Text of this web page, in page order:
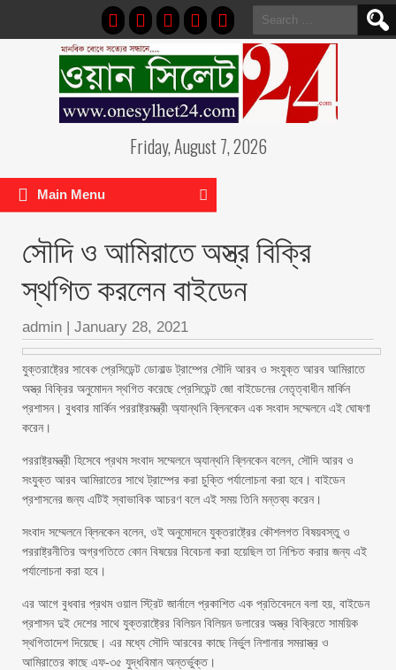
Search
for:
Friday, August 7, 2026
Main Menu
সৌদি ও আমিরাতে অস্ত্র বিক্রি
স্থগিত করলেন বাইডেন
admin | January 28, 2021
যুক্তরাষ্ট্রের সাবেক প্রেসিডেন্ট ডোনাল্ড ট্রাম্পের সৌদি আরব ও সংযুক্ত আরব আমিরাতে
অস্ত্র বিক্রির অনুমোদন স্থগিত করেছে প্রেসিডেন্ট জো বাইডেনের নেতৃত্বাধীন মার্কিন
প্রশাসন। বুধবার মার্কিন পররাষ্ট্রমন্ত্রী অ্যান্থনি ব্লিনকেন এক সংবাদ সম্মেলনে এই ঘোষণা
করেন।
পররাষ্ট্রমন্ত্রী হিসেবে প্রথম সংবাদ সম্মেলনে অ্যান্থনি ব্লিনকেন বলেন, সৌদি আরব ও
সংযুক্ত আরব আমিরাতের সাথে ট্রাম্পের করা চুক্তি পর্যালোচনা করা হবে। বাইডেন
প্রশাসনের জন্য এটিই স্বাভাবিক আচরণ বলে এই সময় তিনি মন্তব্য করেন।
সংবাদ সম্মেলনে ব্লিনকেন বলেন, ওই অনুমোদনে যুক্তরাষ্ট্রের কৌশলগত বিষয়বস্তু ও
পররাষ্ট্রনীতির অগ্রগতিতে কোন বিষয়ের বিবেচনা করা হয়েছিল তা নিশ্চিত করার জন্য এই
পর্যালোচনা করা হবে।
এর আগে বুধবার প্রথম ওয়াল স্ট্রিট জার্নালে প্রকাশিত এক প্রতিবেদনে বলা হয়, বাইডেন
প্রশাসন দুই দেশের সাথে যুক্তরাষ্ট্রের বিলিয়ন বিলিয়ন ডলারের অস্ত্র বিক্রিতে সাময়িক
স্থগিতাদেশ দিয়েছে। এর মধ্যে সৌদি আরবের কাছে নির্ভুল নিশানার সমরাস্ত্র ও
আমিরাতের কাছে এফ-৩৫ যুদ্ধবিমান অন্তর্ভুক্ত।